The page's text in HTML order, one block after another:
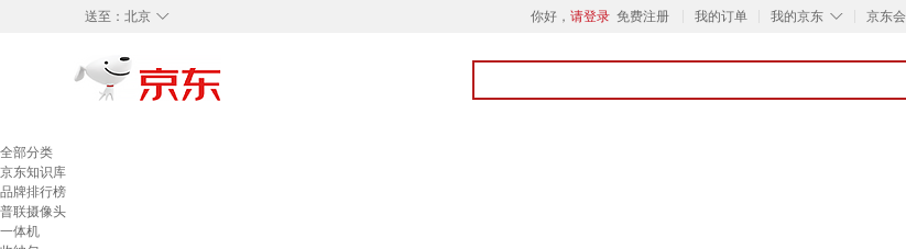
◇
送至： 北京 你好， 请登录 免费注册 我的订单 ◇
我的京东 京东
全部分类
京东知识库
品牌排行榜
普联摄像头
一体机